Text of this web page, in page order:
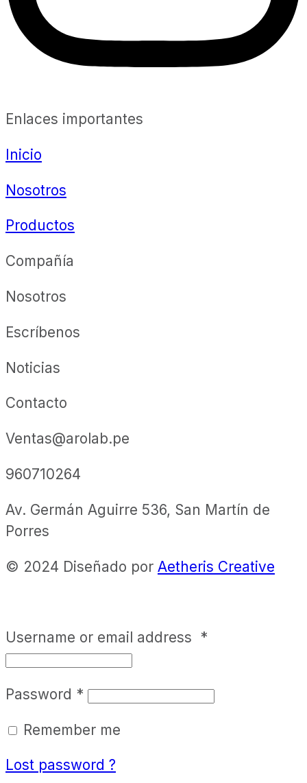
Enlaces importantes
Inicio
Nosotros
Productos
Compañía
Nosotros
Escríbenos
Noticias
Contacto
Ventas@arolab.pe
960710264
Av. Germán Aguirre 536, San Martín de
Porres
© 2024 Diseñado por Aetheris Creative
Username or email address *
Password *
Remember me
Lost password ?